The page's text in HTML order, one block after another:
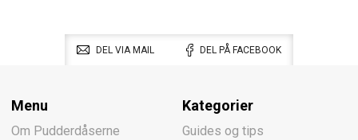
DEL VIA MAIL DEL PÅ FACEBOOK
Menu
Om Pudderdåserne
Kategorier
Guides og tips